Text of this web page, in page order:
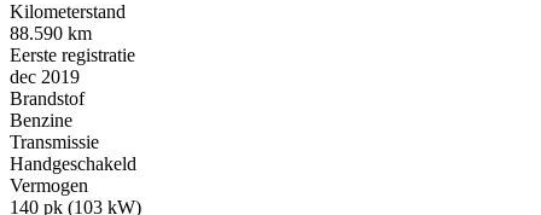
Kilometerstand
88.590 km
Eerste registratie
dec 2019
Brandstof
Benzine
Transmissie
Handgeschakeld
Vermogen
140 pk (103 kW)